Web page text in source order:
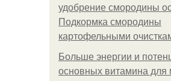
удобрение смородины
Подкормка смородины
картофельными
Больше энергии и
основных витамина для